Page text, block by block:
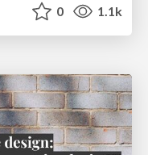
0 1.1k